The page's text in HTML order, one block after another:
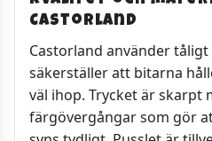
Castorland
Castorland använder
säkerställer att bitarna
väl ihop. Trycket är skarpt
färgövergångar som gör